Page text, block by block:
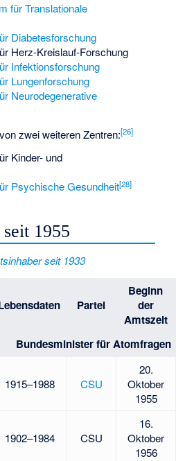
für Translationale
Diabetesforschung
Herz-Kreislauf-Forschung
Infektionsforschung
Lungenforschung
Neurodegenerative
zwei weiteren Zentren:[26]
Kinder- und
Psychische Gesundheit[28]
1955
seit 1933
Partei
Beginn
der
Amtszeit
Bundesminister für Atomfragen
1915–1988 CSU
20.
Oktober
1955
1902–1984 CSU
16.
Oktober
1956